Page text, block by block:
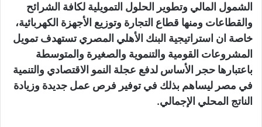
الشمول المالي وتطوير الحلول التمويلية لكافة الشرائح
والقطاعات ومنها قطاع التجارة وتوزيع الأجهزة الكهربائية،
خاصة ان استراتيجية البنك الأهلي المصري تستهدف تمويل
المشروعات القومية والتنموية والصغيرة والمتوسطة
باعتبارها حجر الأساس لدفع عجلة النمو الاقتصادي والتنمية
في مصر ليساهم بذلك في توفير فرص عمل جديدة وزيادة
الناتج المحلي الإجمالي.